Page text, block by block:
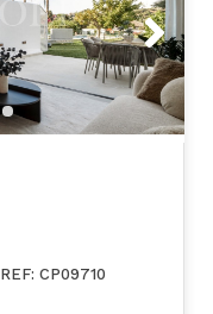
Next
REF: CP09710